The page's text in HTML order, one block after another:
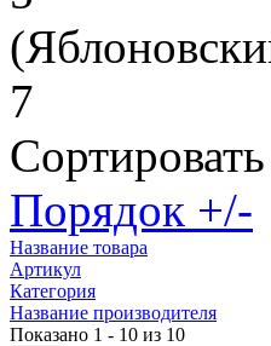
7
Порядок +/-
Название товара
Артикул
Категория
Название производителя
Показано 1 - 10 из 10